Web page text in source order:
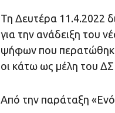
Τη Δευτέρα 11.4.2022
για την ανάδειξη του
ψήφων που περατώθηκε
οι κάτω ως μέλη του ΔΣ
Από την παράταξη